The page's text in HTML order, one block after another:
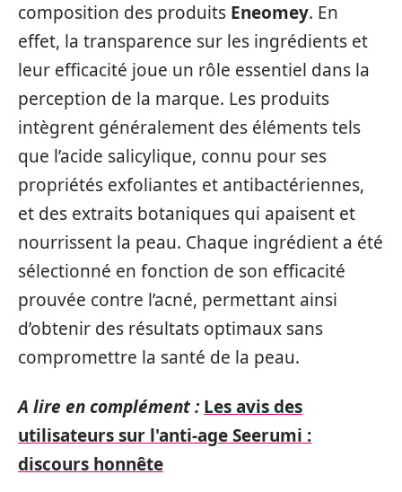
composition des produits Eneomey. En
effet, la transparence sur les ingrédients et
leur efficacité joue un rôle essentiel dans la
perception de la marque. Les produits
intègrent généralement des éléments tels
que l’acide salicylique, connu pour ses
propriétés exfoliantes et antibactériennes,
et des extraits botaniques qui apaisent et
nourrissent la peau. Chaque ingrédient a été
sélectionné en fonction de son efficacité
prouvée contre l’acné, permettant ainsi
d’obtenir des résultats optimaux sans
compromettre la santé de la peau.
A lire en complément : Les avis des
utilisateurs sur l'anti-age Seerumi :
discours honnête